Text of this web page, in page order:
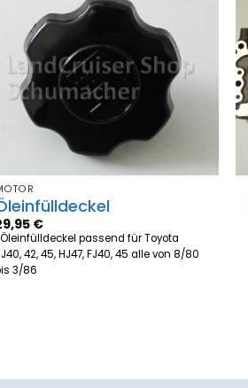
Zum
Merkzettel
hinzufügen
€
Öleinfülldeckel passend für Toyota
42, 45, HJ47, FJ40, 45 alle von 8/80
3/86